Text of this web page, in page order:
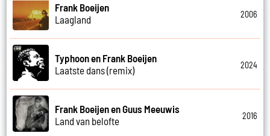
Frank Boeijen
Laagland
2006
Typhoon en Frank Boeijen
Laatste dans (remix)
2024
Frank Boeijen en Guus Meeuwis
Land van belofte
2016